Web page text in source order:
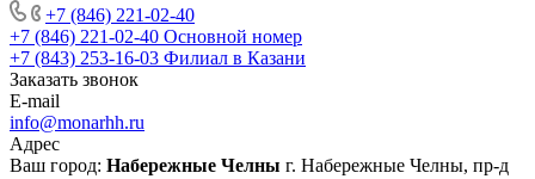
+7 (846) 221-02-40
+7 (846) 221-02-40 Основной номер
+7 (843) 253-16-03 Филиал в Казани
Заказать звонок
E-mail
info@monarhh.ru
Адрес
Ваш город: Набережные Челны г. Набережные Челны, пр-д